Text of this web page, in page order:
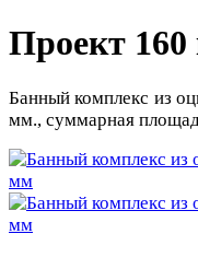
Проект 160
Банный комплекс из
мм., суммарная